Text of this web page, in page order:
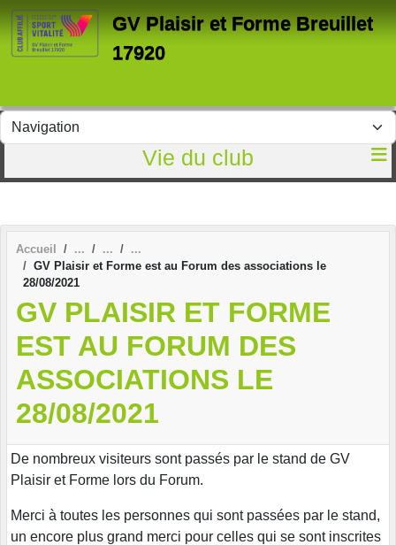
GV Plaisir et Forme Breuillet
17920
Vie du club
Accueil
GV Plaisir et Forme est au Forum des associations le
28/08/2021
GV PLAISIR ET FORME
EST AU FORUM DES
ASSOCIATIONS LE
28/08/2021
De nombreux visiteurs sont passés par le stand de GV
Plaisir et Forme lors du Forum.
Merci à toutes les personnes qui sont passées par le stand,
un encore plus grand merci pour celles qui se sont inscrites
Panneau de gestion des cookies